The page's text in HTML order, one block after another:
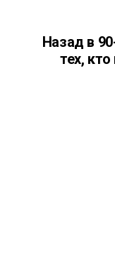
Назад в
тех,